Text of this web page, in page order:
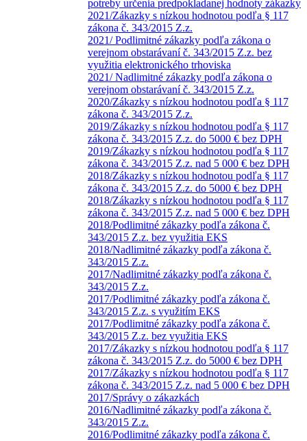
potreby určenia predpokladanej hodnoty zákazky
2021/Zákazky s nízkou hodnotou podľa § 117
zákona č. 343/2015 Z.z.
2021/ Podlimitné zákazky podľa zákona o
verejnom obstarávaní č. 343/2015 Z.z. bez
využitia elektronického trhoviska
2021/ Nadlimitné zákazky podľa zákona o
verejnom obstarávaní č. 343/2015 Z.z.
2020/Zákazky s nízkou hodnotou podľa § 117
zákona č. 343/2015 Z.z.
2019/Zákazky s nízkou hodnotou podľa § 117
zákona č. 343/2015 Z.z. do 5000 € bez DPH
2019/Zákazky s nízkou hodnotou podľa § 117
zákona č. 343/2015 Z.z. nad 5 000 € bez DPH
2018/Zákazky s nízkou hodnotou podľa § 117
zákona č. 343/2015 Z.z. do 5000 € bez DPH
2018/Zákazky s nízkou hodnotou podľa § 117
zákona č. 343/2015 Z.z. nad 5 000 € bez DPH
2018/Podlimitné zákazky podľa zákona č.
343/2015 Z.z. bez využitia EKS
2018/Nadlimitné zákazky podľa zákona č.
343/2015 Z.z.
2017/Nadlimitné zákazky podľa zákona č.
343/2015 Z.z.
2017/Podlimitné zákazky podľa zákona č.
343/2015 Z.z. s využitím EKS
2017/Podlimitné zákazky podľa zákona č.
343/2015 Z.z. bez využitia EKS
2017/Zákazky s nízkou hodnotou podľa § 117
zákona č. 343/2015 Z.z. do 5000 € bez DPH
2017/Zákazky s nízkou hodnotou podľa § 117
zákona č. 343/2015 Z.z. nad 5 000 € bez DPH
2017/Správy o zákazkách
2016/Nadlimitné zákazky podľa zákona č.
343/2015 Z.z.
2016/Podlimitné zákazky podľa zákona č.